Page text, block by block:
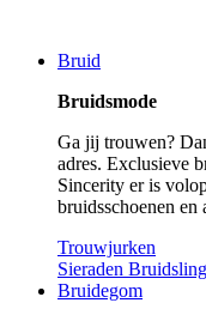
Bruid
Bruidsmode
Ga jij trouwen?
adres. Exclusieve
Sincerity er is
bruidsschoenen en
Trouwjurken
Sieraden
Bruidegom